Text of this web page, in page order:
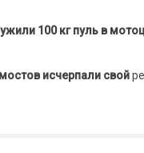
100 кг пуль в
исчерпали свой